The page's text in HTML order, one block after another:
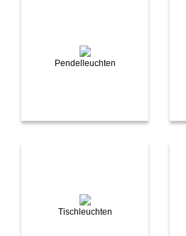
Pendelleuchten
Tischleuchten